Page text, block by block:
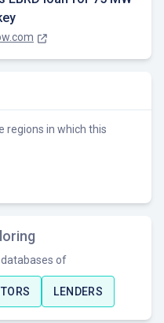
regions in which this
databases of
LENDERS